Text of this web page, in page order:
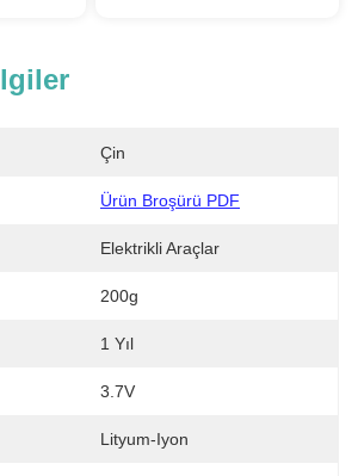
Çin
Ürün Broşürü PDF
Elektrikli Araçlar
200g
1 Yıl
3.7V
Lityum-Iyon